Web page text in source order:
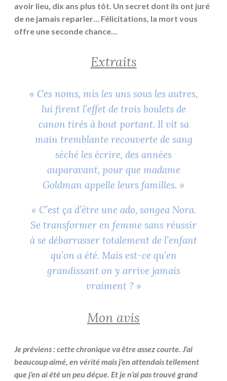
avoir lieu, dix ans plus tôt. Un secret dont ils ont juré
de ne jamais reparler… Félicitations, la mort vous
offre une seconde chance…
Extraits
« Ces noms, mis les uns sous les autres,
lui firent l’effet de trois boulets de
canon tirés à bout portant. Il vit sa
main tremblante recouverte de sang
séché les écrire, des années
auparavant, pour que madame
Goldman appelle leurs familles. »
« C’est ça d’être une ado, songea Nora.
Se transformer en femme sans réussir
à se débarrasser totalement de l’enfant
qu’on a été. Mais est-ce qu’en
grandissant on y arrive jamais
vraiment ? »
Mon avis
Je préviens : cette chronique va être assez courte. J’ai
beaucoup aimé, en vérité mais j’en attendais tellement
que j’en ai été un peu déçue. Et je n’ai pas trouvé grand